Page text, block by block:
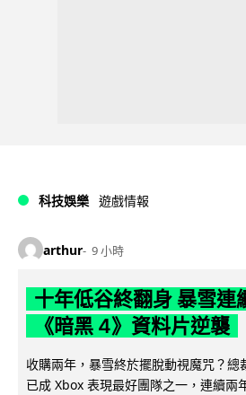
科技娛樂 遊戲情報
arthur 9 小時
十年低谷終翻身 暴雪連
《暗黑 4》資料片逆襲
收購兩年，暴雪終於擺脫動視魔咒？總
已成 Xbox 表現最好團隊之一，連續兩